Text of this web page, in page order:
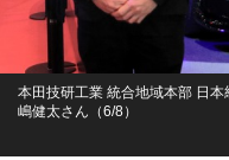
本田技研工業 統合地域本部 日本
嶋健太さん（6/8）